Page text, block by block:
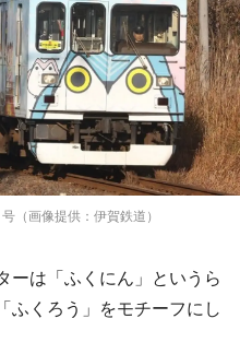
（画像提供：伊賀鉄道）
ーは「ふくにん」というら
ふくろう」をモチーフにし